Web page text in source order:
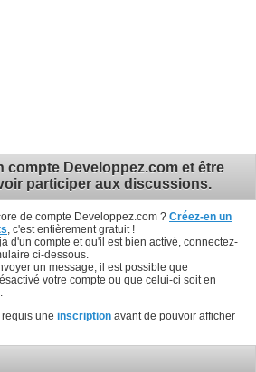
compte Developpez.com et être
participer aux discussions.
de compte Developpez.com ? Créez-en un
, c'est entièrement gratuit !
d'un compte et qu'il est bien activé, connectez-
ci-dessous.
un message, il est possible que
votre compte ou que celui-ci soit en
une inscription avant de pouvoir afficher